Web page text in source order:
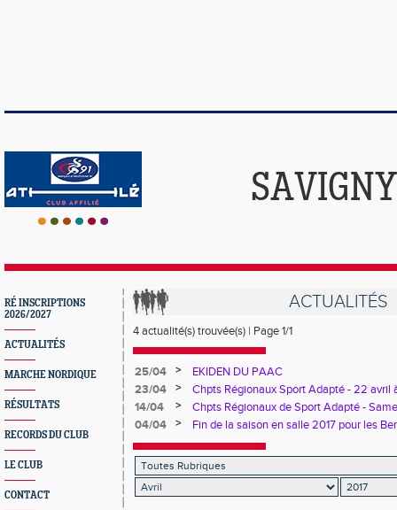
RÉ INSCRIPTIONS
2026/2027
ACTUALITÉS
MARCHE NORDIQUE
RÉSULTATS
RECORDS DU CLUB
LE CLUB
CONTACT
ACTUALITÉS
4 actualité(s) trouvée(s) | Page 1/1
25/04 >
EKIDEN DU PAAC
23/04
>
Chpts Régionaux Sport Adapté - 22 avril
14/04
>
Chpts Régionaux de Sport Adapté -
Montreuil
04/04 > Fin de la saison en salle 2017 pour les